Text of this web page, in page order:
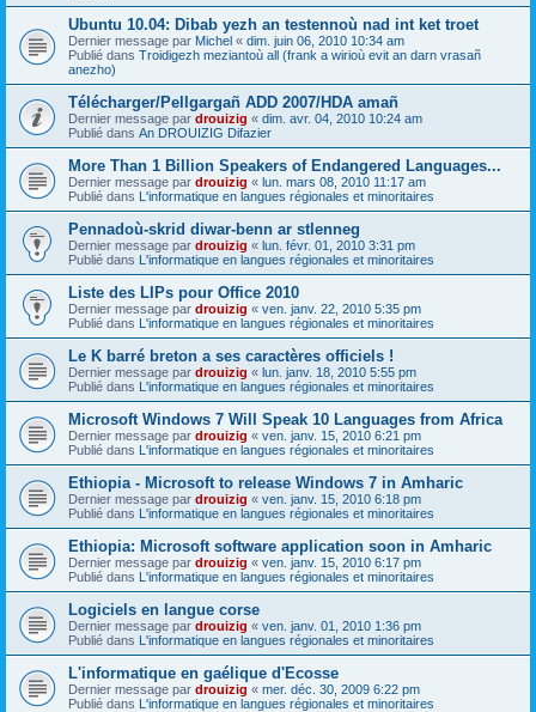
Ubuntu 10.04: Dibab yezh an testennoù nad int ket troet
Dernier message par Michel « dim. juin 06, 2010 10:34 am
Publié dans Troidigezh meziantoù all (frank a wirioù evit an darn vrasañ
anezho)
Télécharger/Pellgargañ ADD 2007/HDA amañ
Dernier message par drouizig « dim. avr. 04, 2010 10:24 am
Publié dans An DROUIZIG Difazier
More Than 1 Billion Speakers of Endangered Languages...
Dernier message par drouizig « lun. mars 08, 2010 11:17 am
Publié dans L'informatique en langues régionales et minoritaires
Pennadoù-skrid diwar-benn ar stlenneg
Dernier message par drouizig « lun. févr. 01, 2010 3:31 pm
Publié dans L'informatique en langues régionales et minoritaires
Liste des LIPs pour Office 2010
Dernier message par drouizig « ven. janv. 22, 2010 5:35 pm
Publié dans L'informatique en langues régionales et minoritaires
Le K barré breton a ses caractères officiels !
Dernier message par drouizig « lun. janv. 18, 2010 5:55 pm
Publié dans L'informatique en langues régionales et minoritaires
Microsoft Windows 7 Will Speak 10 Languages from Africa
Dernier message par drouizig « ven. janv. 15, 2010 6:21 pm
Publié dans L'informatique en langues régionales et minoritaires
Ethiopia - Microsoft to release Windows 7 in Amharic
Dernier message par drouizig « ven. janv. 15, 2010 6:18 pm
Publié dans L'informatique en langues régionales et minoritaires
Ethiopia: Microsoft software application soon in Amharic
Dernier message par drouizig « ven. janv. 15, 2010 6:17 pm
Publié dans L'informatique en langues régionales et minoritaires
Logiciels en langue corse
Dernier message par drouizig « ven. janv. 01, 2010 1:36 pm
Publié dans L'informatique en langues régionales et minoritaires
L'informatique en gaélique d'Ecosse
Dernier message par drouizig « mer. déc. 30, 2009 6:22 pm
Publié dans L'informatique en langues régionales et minoritaires